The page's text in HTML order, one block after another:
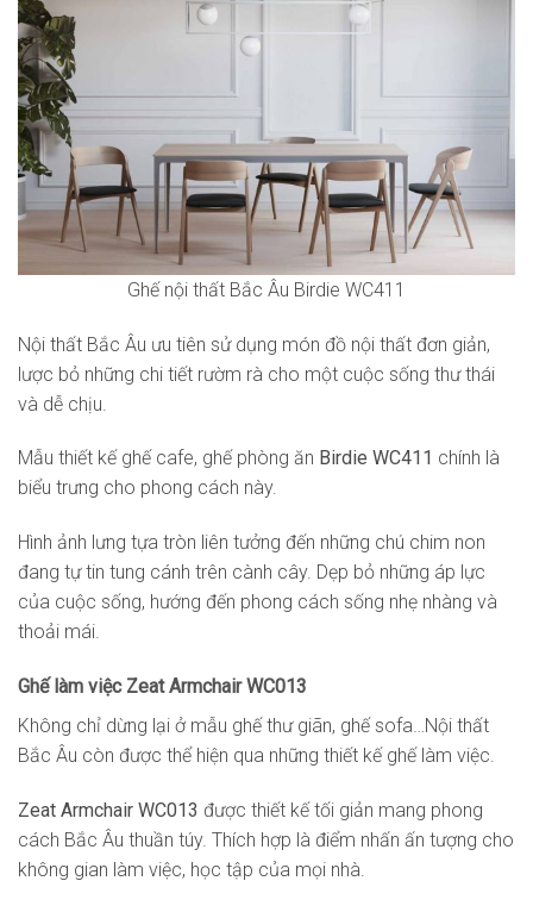
Ghế nội thất Bắc Âu Birdie WC411
Nội thất Bắc Âu ưu tiên sử dụng món đồ nội thất đơn giản,
lược bỏ những chi tiết rườm rà cho một cuộc sống thư thái
và dễ chịu.
Mẫu thiết kế ghế cafe, ghế phòng ăn Birdie WC411 chính là
biểu trưng cho phong cách này.
Hình ảnh lưng tựa tròn liên tưởng đến những chú chim non
đang tự tin tung cánh trên cành cây. Dẹp bỏ những áp lực
của cuộc sống, hướng đến phong cách sống nhẹ nhàng và
thoải mái.
Ghế làm việc Zeat Armchair WC013
Không chỉ dừng lại ở mẫu ghế thư giãn, ghế sofa…Nội thất
Bắc Âu còn được thể hiện qua những thiết kế ghế làm việc.
Zeat Armchair WC013 được thiết kế tối giản mang phong
cách Bắc Âu thuần túy. Thích hợp là điểm nhấn ấn tượng cho
không gian làm việc, học tập của mọi nhà.